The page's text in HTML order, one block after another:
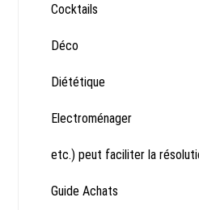
Cocktails
Déco
Diététique
Electroménager
etc.) peut faciliter la
Guide Achats